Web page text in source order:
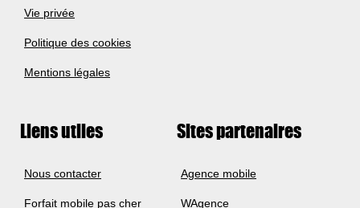
Vie privée
Politique des cookies
Mentions légales
Liens utiles
Nous contacter
Forfait mobile pas cher
Sites partenaires
Agence mobile
WAgence